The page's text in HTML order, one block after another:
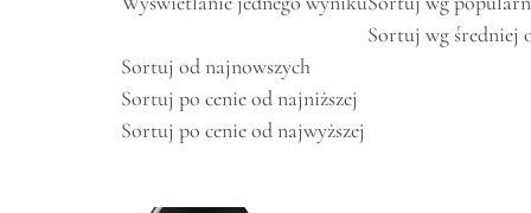
Sortuj wg średniej
Sortuj od najnowszych
Sortuj po cenie od najniższej
Sortuj po cenie od najwyższej